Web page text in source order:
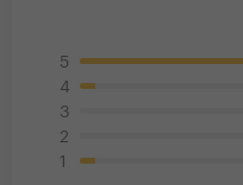
5
4
3
2
1